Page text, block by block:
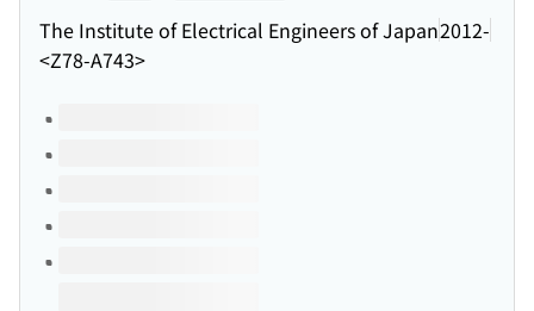
The Institute of Electrical Engineers of Japan2012-
<Z78-A743>
このタイトルの巻号